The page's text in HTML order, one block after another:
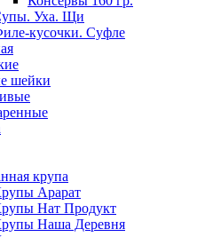
Уха. Щи
кусочки. Суфле
шейки
крупа
Арарат
Нат Продукт
Наша Деревня